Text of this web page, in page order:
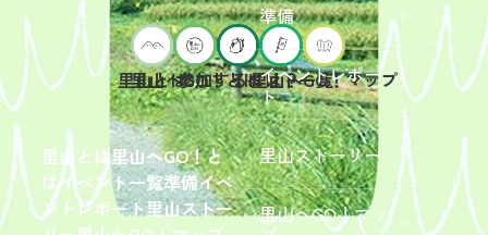
里山とは里山へGO！と
はイベント一覧準備イベ
ントレポート里山ストー
準備
イベントレポー
ト
里山ストーリー
里山へGO！マッ
里山とは
里山へGO！とは
参加するには？
イベント一覧
里山へGO！マップ
2026年9
月19日
（土）
開催
「【東
京ポイ
2026年